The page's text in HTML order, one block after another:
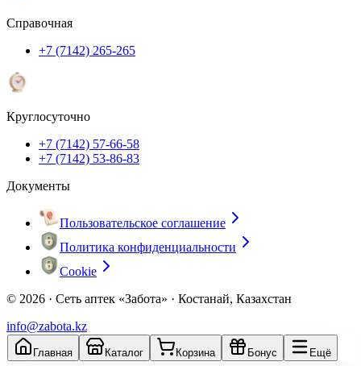
Справочная
+7 (7142) 265-265
Круглосуточно
+7 (7142) 57-66-58
+7 (7142) 53-86-83
Документы
Пользовательское соглашение
Политика конфиденциальности
Cookie
© 2026 · Сеть аптек «Забота» · Костанай, Казахстан
info@zabota.kz
Главная Каталог Корзина Бонус Ещё